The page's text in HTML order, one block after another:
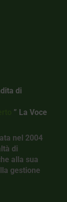
di
” La Voce
nel 2004
di
alla sua
gestione